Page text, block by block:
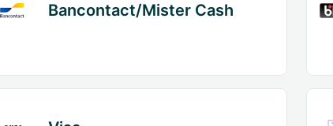
Bancontact/Mister Cash